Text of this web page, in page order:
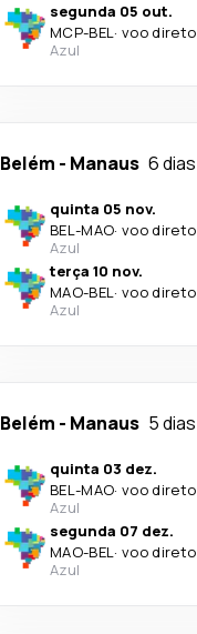
segunda 05 out.
MCP-BEL· voo direto
Azul
Belém - Manaus 6 dias
quinta 05 nov.
BEL-MAO· voo direto
Azul
terça 10 nov.
MAO-BEL· voo direto
Azul
Belém - Manaus 5 dias
quinta 03 dez.
BEL-MAO· voo direto
Azul
segunda 07 dez.
MAO-BEL· voo direto
Azul